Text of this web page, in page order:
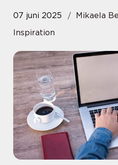
07 juni 2025
Mikaela
Inspiration